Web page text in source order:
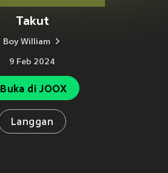
Takut
Boy William
9 Feb 2024
Buka di JOOX
Langgan